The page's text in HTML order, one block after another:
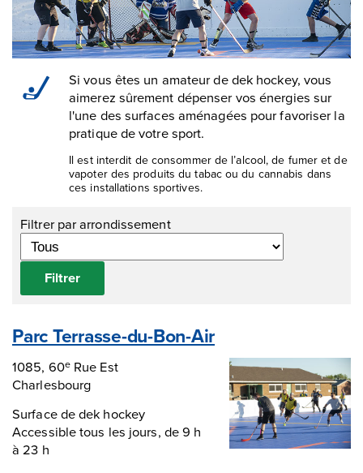
Si vous êtes un amateur de dek hockey, vous
aimerez sûrement dépenser vos énergies sur
l'une des surfaces aménagées pour favoriser la
pratique de votre sport.
Il est interdit de consommer de l’alcool, de fumer et de
vapoter des produits du tabac ou du cannabis dans
ces installations sportives.
Filtrer par arrondissement
Filtrer
Parc Terrasse-du-Bon-Air
1085, 60eRue Est
Charlesbourg
Surface de dek hockey
Accessible tous les jours, de 9 h
à 23 h